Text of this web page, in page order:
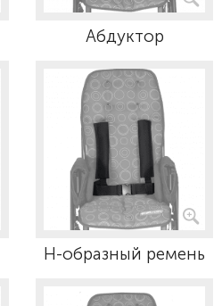
Абдуктор
Н-образный ремень